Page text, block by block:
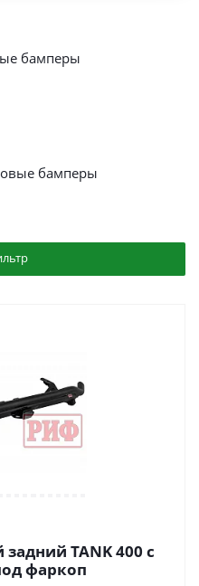
бамперы
бамперы
TANK 400 c
фаркоп